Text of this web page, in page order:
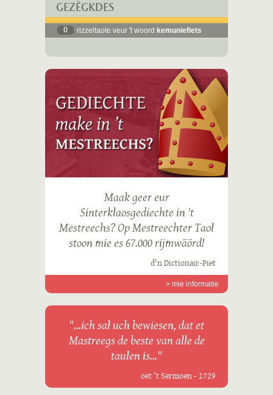
GEZÈGKDES
0 rizzeltaote veur 't woord kemuniefiets
Maak geer eur
Sinterklaosgediechte in 't
Mestreechs? Op Mestreechter Taol
stoon mie es 67.000 rijmwäörd!
d'n Dictionair-Piet
> mie informatie
"...ich sal uch bewiesen, dat et
Mastreegs de beste van alle de
taulen is..."
oet 't Sermoen - 1729